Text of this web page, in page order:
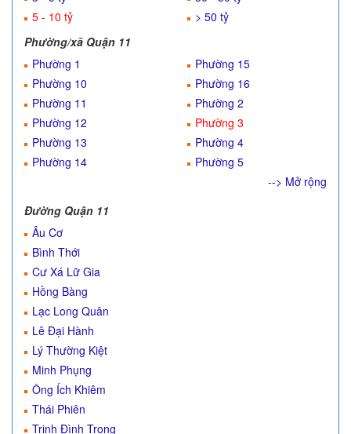
5 - 10 tỷ
> 50 tỷ
Phường/xã Quận 11
Phường 1
Phường 10
Phường 11
Phường 12
Phường 13
Phường 14
Phường 15
Phường 16
Phường 2
Phường 3
Phường 4
Phường 5
--> Mở rộng
Đường Quận 11
Âu Cơ
Bình Thới
Cư Xá Lữ Gia
Hồng Bàng
Lạc Long Quân
Lê Đại Hành
Lý Thường Kiệt
Minh Phụng
Ông Ích Khiêm
Thái Phiên
Trịnh Đình Trọng